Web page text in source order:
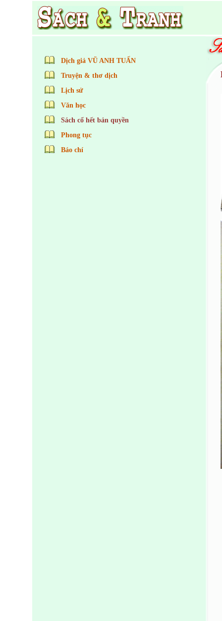
Dịch giả VŨ ANH TUẤN
Truyện & thơ dịch
Lịch sử
Văn học
Sách cổ hết bản quyền
Phong tục
Báo chí